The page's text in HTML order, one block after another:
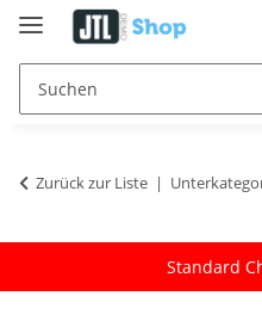
Zurück zur Liste
Standard